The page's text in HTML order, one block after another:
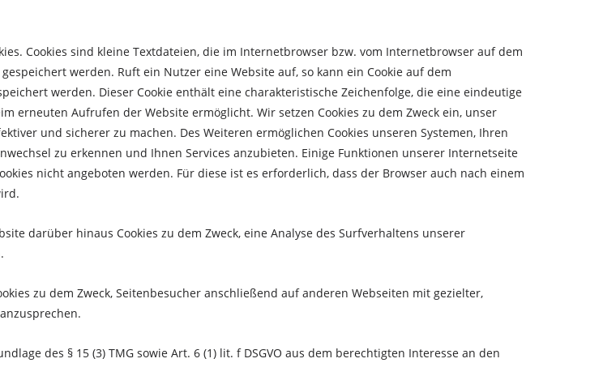
Cookies sind kleine Textdateien, die im Internetbrowser bzw. vom Internetbrowser auf dem
werden. Ruft ein Nutzer eine Website auf, so kann ein Cookie auf dem
werden. Dieser Cookie enthält eine charakteristische Zeichenfolge, die eine eindeutige
erneuten Aufrufen der Website ermöglicht. Wir setzen Cookies zu dem Zweck ein, unser
und sicherer zu machen. Des Weiteren ermöglichen Cookies unseren Systemen, Ihren
zu erkennen und Ihnen Services anzubieten. Einige Funktionen unserer Internetseite
nicht angeboten werden. Für diese ist es erforderlich, dass der Browser auch nach einem
darüber hinaus Cookies zu dem Zweck, eine Analyse des Surfverhaltens unserer
zu dem Zweck, Seitenbesucher anschließend auf anderen Webseiten mit gezielter,
des § 15 (3) TMG sowie Art. 6 (1) lit. f DSGVO aus dem berechtigten Interesse an den